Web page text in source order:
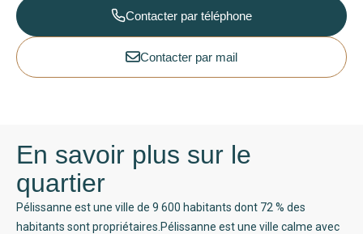
Contacter par téléphone
Contacter par mail
En savoir plus sur le
quartier
Pélissanne est une ville de 9 600 habitants dont 72 % des
habitants sont propriétaires.Pélissanne est une ville calme avec